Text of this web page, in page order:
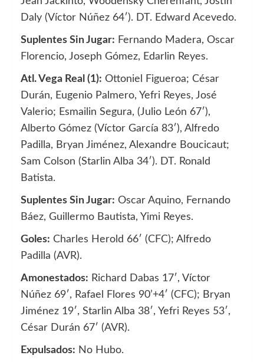
Daly (Víctor Núñez 64′). DT. Edward Acevedo.
Suplentes Sin Jugar: Fernando Madera, Oscar
Florencio, Joseph Gómez, Edarlin Reyes.
Atl. Vega Real (1): Ottoniel Figueroa; César
Durán, Eugenio Palmero, Yefri Reyes, José
Valerio; Esmailin Segura, (Julio León 67′),
Alberto Gómez (Víctor García 83′), Alfredo
Padilla, Bryan Jiménez, Alexandre Boucicaut;
Sam Colson (Starlin Alba 34′). DT. Ronald
Batista.
Suplentes Sin Jugar: Oscar Aquino, Fernando
Báez, Guillermo Bautista, Yimi Reyes.
Goles: Charles Herold 66′ (CFC); Alfredo
Padilla (AVR).
Amonestados: Richard Dabas 17′, Víctor
Núñez 69′, Rafael Flores 90’+4′ (CFC); Bryan
Jiménez 19′, Starlin Alba 38′, Yefri Reyes 53′,
César Durán 67′ (AVR).
Expulsados: No Hubo.